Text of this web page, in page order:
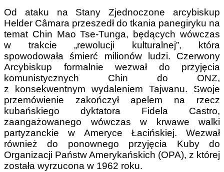
Od ataku na Stany Zjednoczone arcybiskup
Helder Câmara przeszedł do tkania panegiryku na
temat Chin Mao Tse-Tunga, będących wówczas
w trakcie „rewolucji kulturalnej”, która
spowodowała śmierć milionów ludzi. Czerwony
Arcybiskup formalnie wezwał do przyjęcia
komunistycznych Chin do ONZ,
z konsekwentnym wydaleniem Tajwanu. Swoje
przemówienie zakończył apelem na rzecz
kubańskiego dyktatora Fidela Castro,
zaangażowanego wówczas w krwawe walki
partyzanckie w Ameryce Łacińskiej. Wezwał
również do ponownego przyjęcia Kuby do
Organizacji Państw Amerykańskich (OPA), z której
została wyrzucona w 1962 roku.